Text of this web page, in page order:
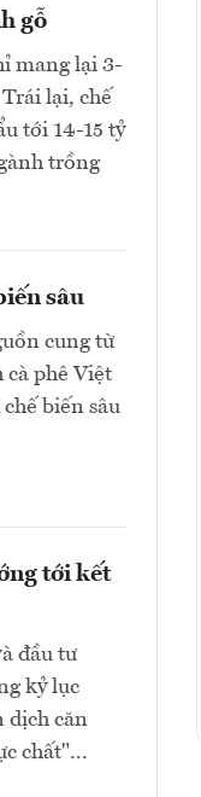
gỗ
mang lại 3-
lại, chế
tới 14-15 tỷ
trồng
sâu
cung từ
phê Việt
biến sâu
tới kết
đầu tư
kỷ lục
dịch căn
chất"...